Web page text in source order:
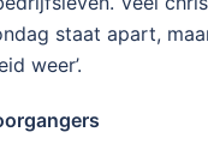
staat apart,
weer’.